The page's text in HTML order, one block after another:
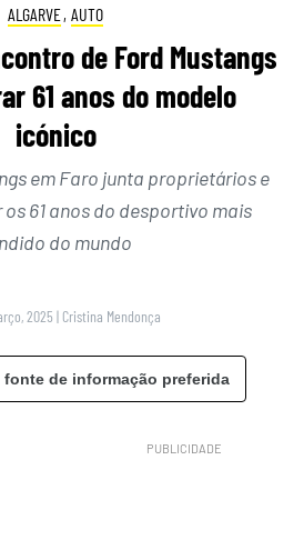
ALGARVE, AUTO
de Ford Mustangs
61 anos do modelo
icónico
em Faro junta proprietários e
61 anos do desportivo mais
do mundo
2025 | Cristina Mendonça
fonte de informação preferida